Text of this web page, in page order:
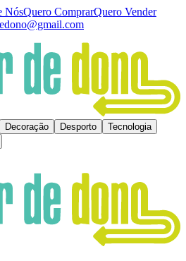
NósQuero ComprarQuero Vender
Decoração Desporto
Tecnologia